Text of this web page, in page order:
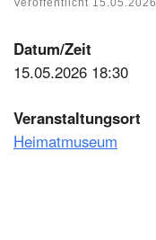
Veröffentlicht 15.05.2026
Datum/Zeit
15.05.2026 18:30
Veranstaltungsort
Heimatmuseum